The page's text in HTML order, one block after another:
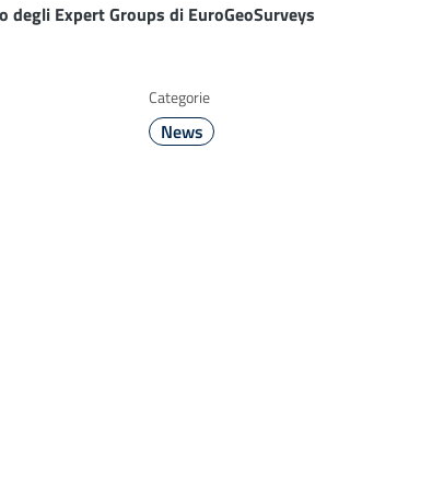
degli Expert Groups di EuroGeoSurveys
Categorie
News